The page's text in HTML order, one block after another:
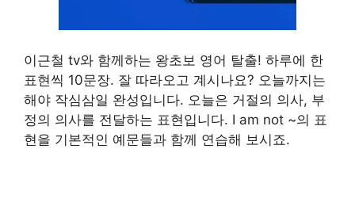
이근철 tv와 함께하는 왕초보 영어 탈출! 하루에 한
표현씩 10문장. 잘 따라오고 계시나요? 오늘까지는
해야 작심삼일 완성입니다. 오늘은 거절의 의사, 부
정의 의사를 전달하는 표현입니다. I am not ~의 표
현을 기본적인 예문들과 함께 연습해 보시죠.